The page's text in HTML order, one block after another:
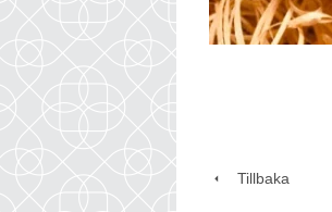
Tillbaka